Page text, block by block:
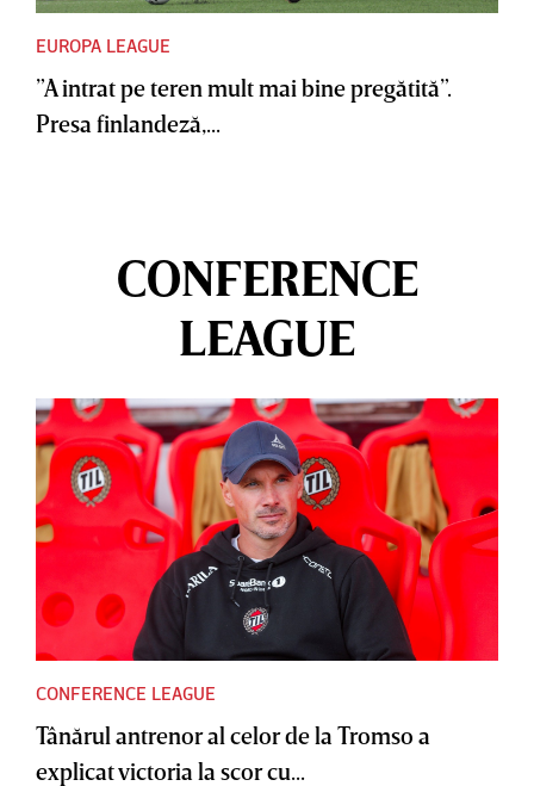
EUROPA LEAGUE
”A intrat pe teren mult mai bine pregătită”.
Presa finlandeză,...
CONFERENCE
LEAGUE
CONFERENCE LEAGUE
Tânărul antrenor al celor de la Tromso a
explicat victoria la scor cu...